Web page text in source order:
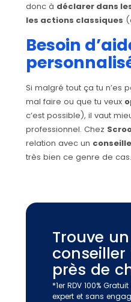
donc à déclarer dans
les actions classiques
Besoin
Si malgré tout ça tu n’es
mal faire ou que tu veux
c’est possible), il vaut
professionnel. Chez
relation avec un
très bien ce genre de cas.
Trouve un
près de
*1er RDV 100%
expert et sans